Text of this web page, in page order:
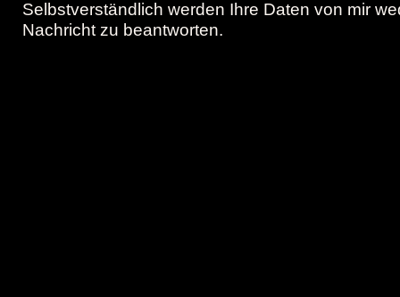
Selbstverständlich werden Ihre Daten von mir
Nachricht zu beantworten.